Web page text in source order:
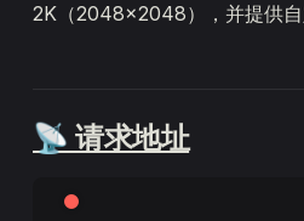
2K（2048×2048），并提供自
📡 请求地址